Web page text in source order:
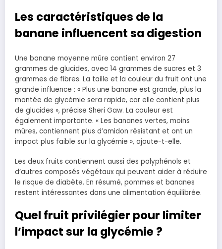
Les caractéristiques de la
banane influencent sa digestion
Une banane moyenne mûre contient environ 27
grammes de glucides, avec 14 grammes de sucres et 3
grammes de fibres. La taille et la couleur du fruit ont une
grande influence : « Plus une banane est grande, plus la
montée de glycémie sera rapide, car elle contient plus
de glucides », précise Sheri Gaw. La couleur est
également importante. « Les bananes vertes, moins
mûres, contiennent plus d’amidon résistant et ont un
impact plus faible sur la glycémie », ajoute-t-elle.
Les deux fruits contiennent aussi des polyphénols et
d’autres composés végétaux qui peuvent aider à réduire
le risque de diabète. En résumé, pommes et bananes
restent intéressantes dans une alimentation équilibrée.
Quel fruit privilégier pour limiter
l’impact sur la glycémie ?